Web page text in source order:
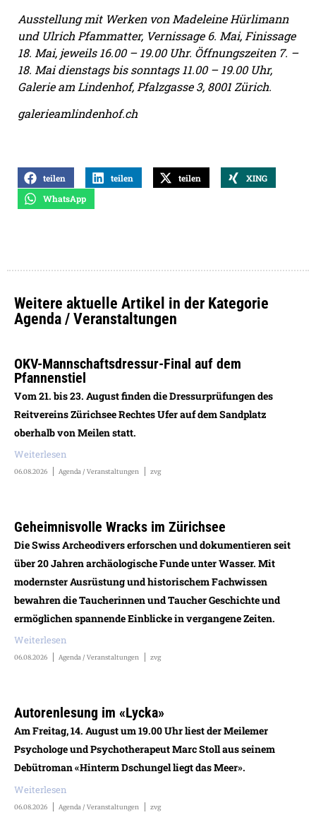
Ausstellung mit Werken von Madeleine Hürlimann
und Ulrich Pfammatter, Vernissage 6. Mai, Finissage
18. Mai, jeweils 16.00 – 19.00 Uhr. Öffnungszeiten 7. –
18. Mai dienstags bis sonntags 11.00 – 19.00 Uhr,
Galerie am Lindenhof, Pfalzgasse 3, 8001 Zürich.
galerieamlindenhof.ch
teilen teilen teilen
XING
WhatsApp
Weitere aktuelle Artikel in der Kategorie
Agenda / Veranstaltungen
OKV-Mannschaftsdressur-Final auf dem
Pfannenstiel
Vom 21. bis 23. August finden die Dressurprüfungen des
Reitvereins Zürichsee Rechtes Ufer auf dem Sandplatz
oberhalb von Meilen statt.
Weiterlesen
06.08.2026 Agenda / Veranstaltungen zvg
Geheimnisvolle Wracks im Zürichsee
Die Swiss Archeodivers erforschen und dokumentieren seit
über 20 Jahren archäologische Funde unter Wasser. Mit
modernster Ausrüstung und historischem Fachwissen
bewahren die Taucherinnen und Taucher Geschichte und
ermöglichen spannende Einblicke in vergangene Zeiten.
Weiterlesen
06.08.2026 Agenda / Veranstaltungen zvg
Autorenlesung im «Lycka»
Am Freitag, 14. August um 19.00 Uhr liest der Meilemer
Psychologe und Psychotherapeut Marc Stoll aus seinem
Debütroman «Hinterm Dschungel liegt das Meer».
Weiterlesen
06.08.2026 Agenda / Veranstaltungen zvg